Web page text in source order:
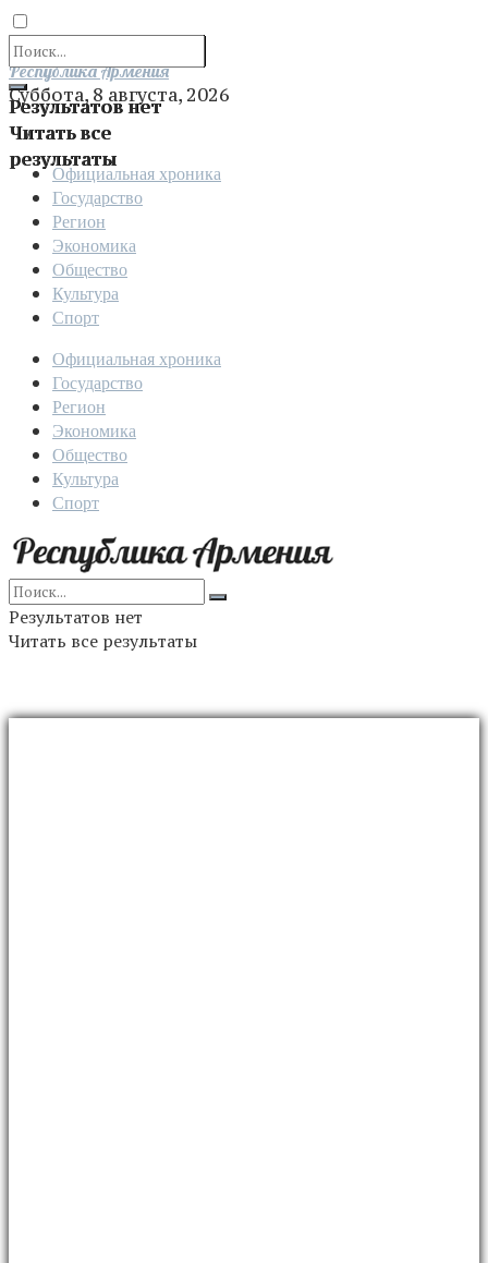
Результатов нет
Читать все
результаты
Отправить
Республика Армения
Суббота, 8 августа, 2026
Официальная хроника
Государство
Регион
Экономика
Общество
Культура
Спорт
Официальная хроника
Государство
Регион
Экономика
Общество
Культура
Спорт
Результатов нет
Читать все результаты